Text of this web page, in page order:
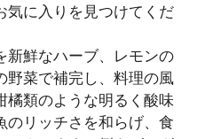
気に入りを見つけてくだ
新鮮なハーブ、レモンの
野菜で補完し、料理の風
橘類のような明るく酸味
のリッチさを和らげ、食